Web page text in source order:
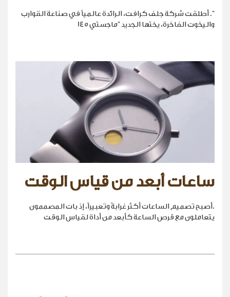
". أطلقت شركة جلف كرافت، الرائدة عالمياً في صناعة القوارب
واليخوت الفاخرة، يختها الجديد "ماجستي 145
ساعات أبعد من قياس الوقت
.أصبح تصميم الساعات أكثر غرابةً وتعبيراً، إذ بات المصممون
يتعاملون مع قرص الساعة كأبعد من أداة لقياس الوقت